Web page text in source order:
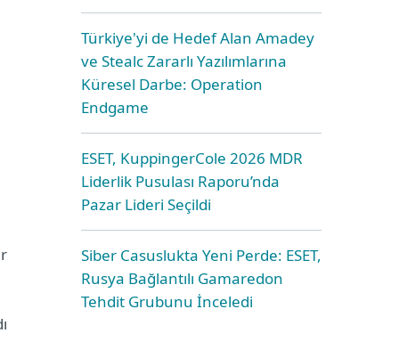
Türkiye'yi de Hedef Alan Amadey
ve Stealc Zararlı Yazılımlarına
Küresel Darbe: Operation
Endgame
ESET, KuppingerCole 2026 MDR
Liderlik Pusulası Raporu’nda
Pazar Lideri Seçildi
Siber Casuslukta Yeni Perde: ESET,
Rusya Bağlantılı Gamaredon
Tehdit Grubunu İnceledi